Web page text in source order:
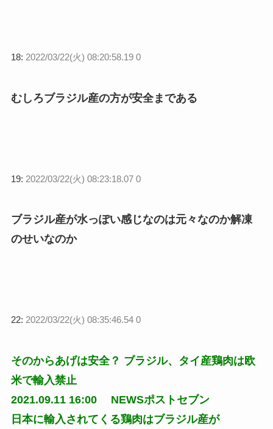
18: 2022/03/22(火) 08:20:58.19 0
むしろブラジル産の方が安全まである
19: 2022/03/22(火) 08:23:18.07 0
ブラジル産が水っぽい感じなのは元々なのか解凍
のせいなのか
22: 2022/03/22(火) 08:35:46.54 0
そのからあげは安全？ ブラジル、タイ産鶏肉は欧
米で輸入禁止
2021.09.11 16:00 NEWSポストセブン
日本に輸入されてくる鶏肉はブラジル産が